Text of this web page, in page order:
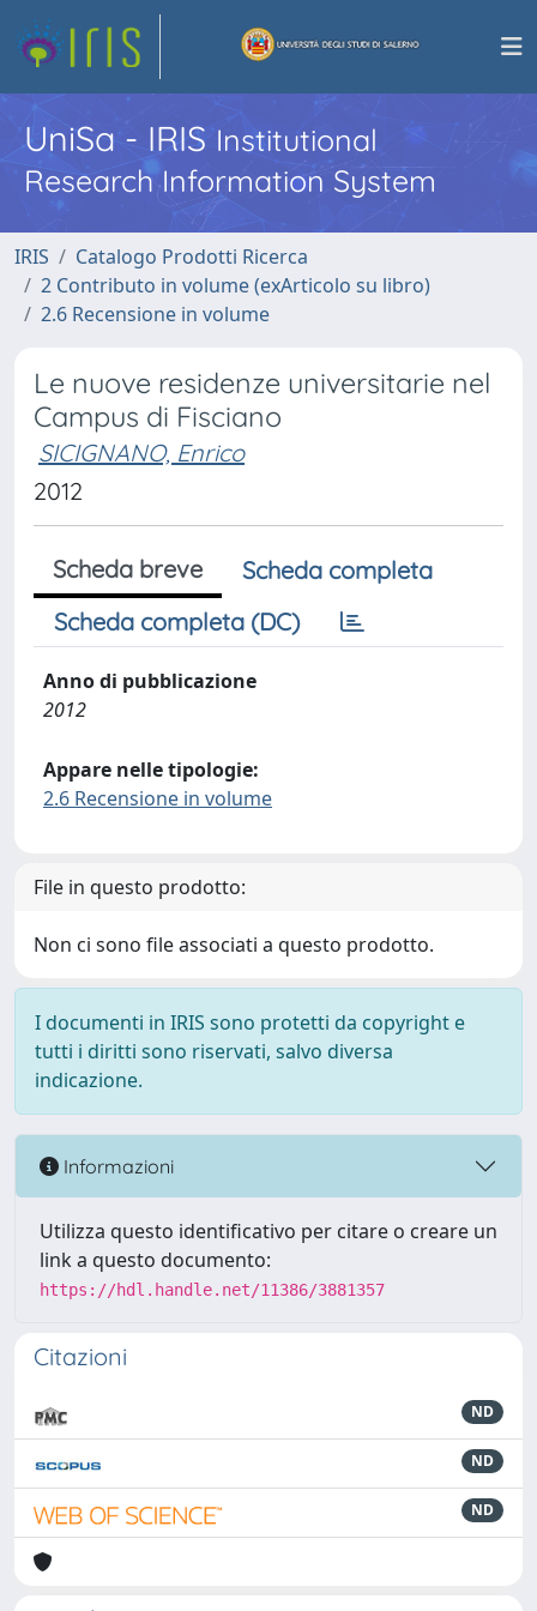
UniSa - IRISInstitutional
Research Information System
IRIS
Catalogo Prodotti Ricerca
2 Contributo in volume (exArticolo su libro)
2.6 Recensione in volume
Le nuove residenze universitarie nel
Campus di Fisciano
SICIGNANO, Enrico
2012
Scheda breve
Scheda completa
Scheda completa (DC)
Anno di pubblicazione
2012
Appare nelle tipologie:
2.6 Recensione in volume
File in questo prodotto:
Non ci sono file associati a questo prodotto.
I documenti in IRIS sono protetti da copyright e
tutti i diritti sono riservati, salvo diversa
indicazione.
Informazioni
Utilizza questo identificativo per citare o creare un
link a questo documento:
https://hdl.handle.net/11386/3881357
Citazioni
ND
ND
ND